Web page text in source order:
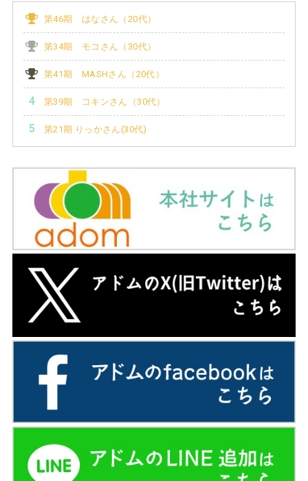
第46期 はなさん（20代）
第34期 モコさん（30代）
第41期 MASHさん（20代）
第39期 コキンさん（30代）
第21期 りっかさん(30代)